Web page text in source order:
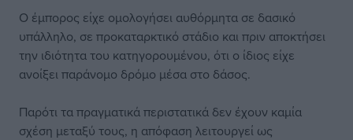
Ο έμπορος είχε ομολογήσει αυθόρμητα σε δασικό
υπάλληλο, σε προκαταρκτικό στάδιο και πριν αποκτήσει
την ιδιότητα του κατηγορουμένου, ότι ο ίδιος είχε
ανοίξει παράνομο δρόμο μέσα στο δάσος.
Παρότι τα πραγματικά περιστατικά δεν έχουν καμία
σχέση μεταξύ τους, η απόφαση λειτουργεί ως